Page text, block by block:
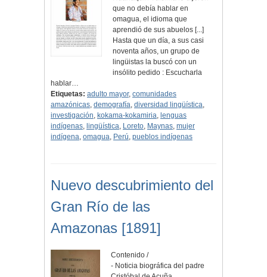
que no debía hablar en
omagua, el idioma que
aprendió de sus abuelos [...]
Hasta que un día, a sus casi
noventa años, un grupo de
lingüistas la buscó con un
insólito pedido : Escucharla
hablar…
Etiquetas: adulto mayor, comunidades
amazónicas, demografía, diversidad lingüística,
investigación, kokama-kokamiria, lenguas
indígenas, lingüística, Loreto, Maynas, mujer
indígena, omagua, Perú, pueblos indígenas
Nuevo descubrimiento del
Gran Río de las
Amazonas [1891]
Contenido /
- Noticia biográfica del padre